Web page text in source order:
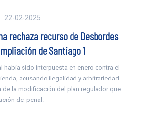
22-02-2025
rechaza recurso de Desbordes
de Santiago 1
había sido interpuesta en enero contra el
acusando ilegalidad y arbitrariedad
de la modificación del plan regulador que
del penal.